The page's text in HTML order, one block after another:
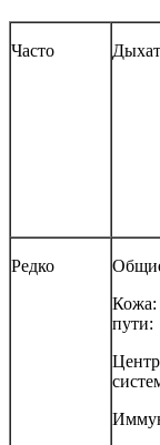
Часто
Редко
Кожа:
пути: